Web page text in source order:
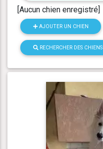
[Aucun chien enregistré]
AJOUTER UN CHIEN
RECHERCHER DES CHIENS